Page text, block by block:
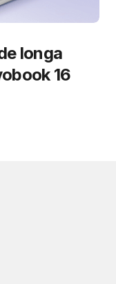
longa
16